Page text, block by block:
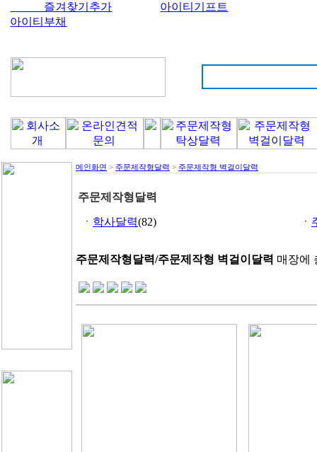
즐겨찾기추가
아이티기프트
아이티부채
메인화면 > 주문제작형달력 > 주문제작형 벽걸이달력
주문제작형달력
ㆍ 학사달력(82) ㆍ
주문제작형달력/주문제작형 벽걸이달력 매장에